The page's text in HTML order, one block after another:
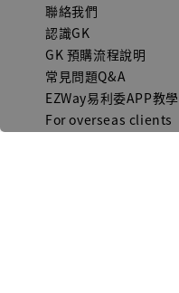
聯絡我們
認識GK
GK 預購流程說明
常見問題Q&A
EZWay易利委APP教學
For overseas clients